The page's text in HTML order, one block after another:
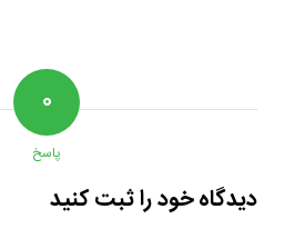
۰
پاسخ
دیدگاه خود را ثبت کنید